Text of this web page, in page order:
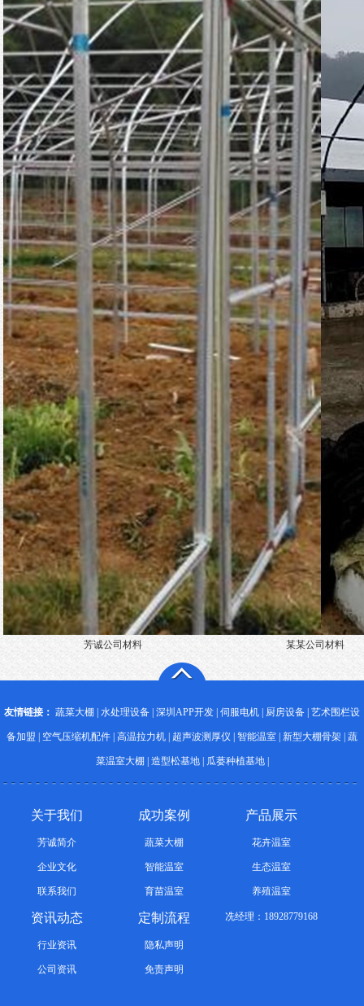
芳诚公司材料 某某公司材料
友情链接： 蔬菜大棚 水处理设备 深圳APP开发 伺服电机 厨房设备 艺术围栏设
备加盟 空气压缩机配件 高温拉力机 超声波测厚仪 智能温室 新型大棚骨架 蔬
菜温室大棚 造型松基地| 瓜蒌种植基地|
关于我们
芳诚简介
企业文化
联系我们
成功案例
蔬菜大棚
智能温室
育苗温室
产品展示
花卉温室
生态温室
养殖温室
资讯动态
行业资讯
公司资讯
定制流程
隐私声明
免责声明
冼经理：18928779168